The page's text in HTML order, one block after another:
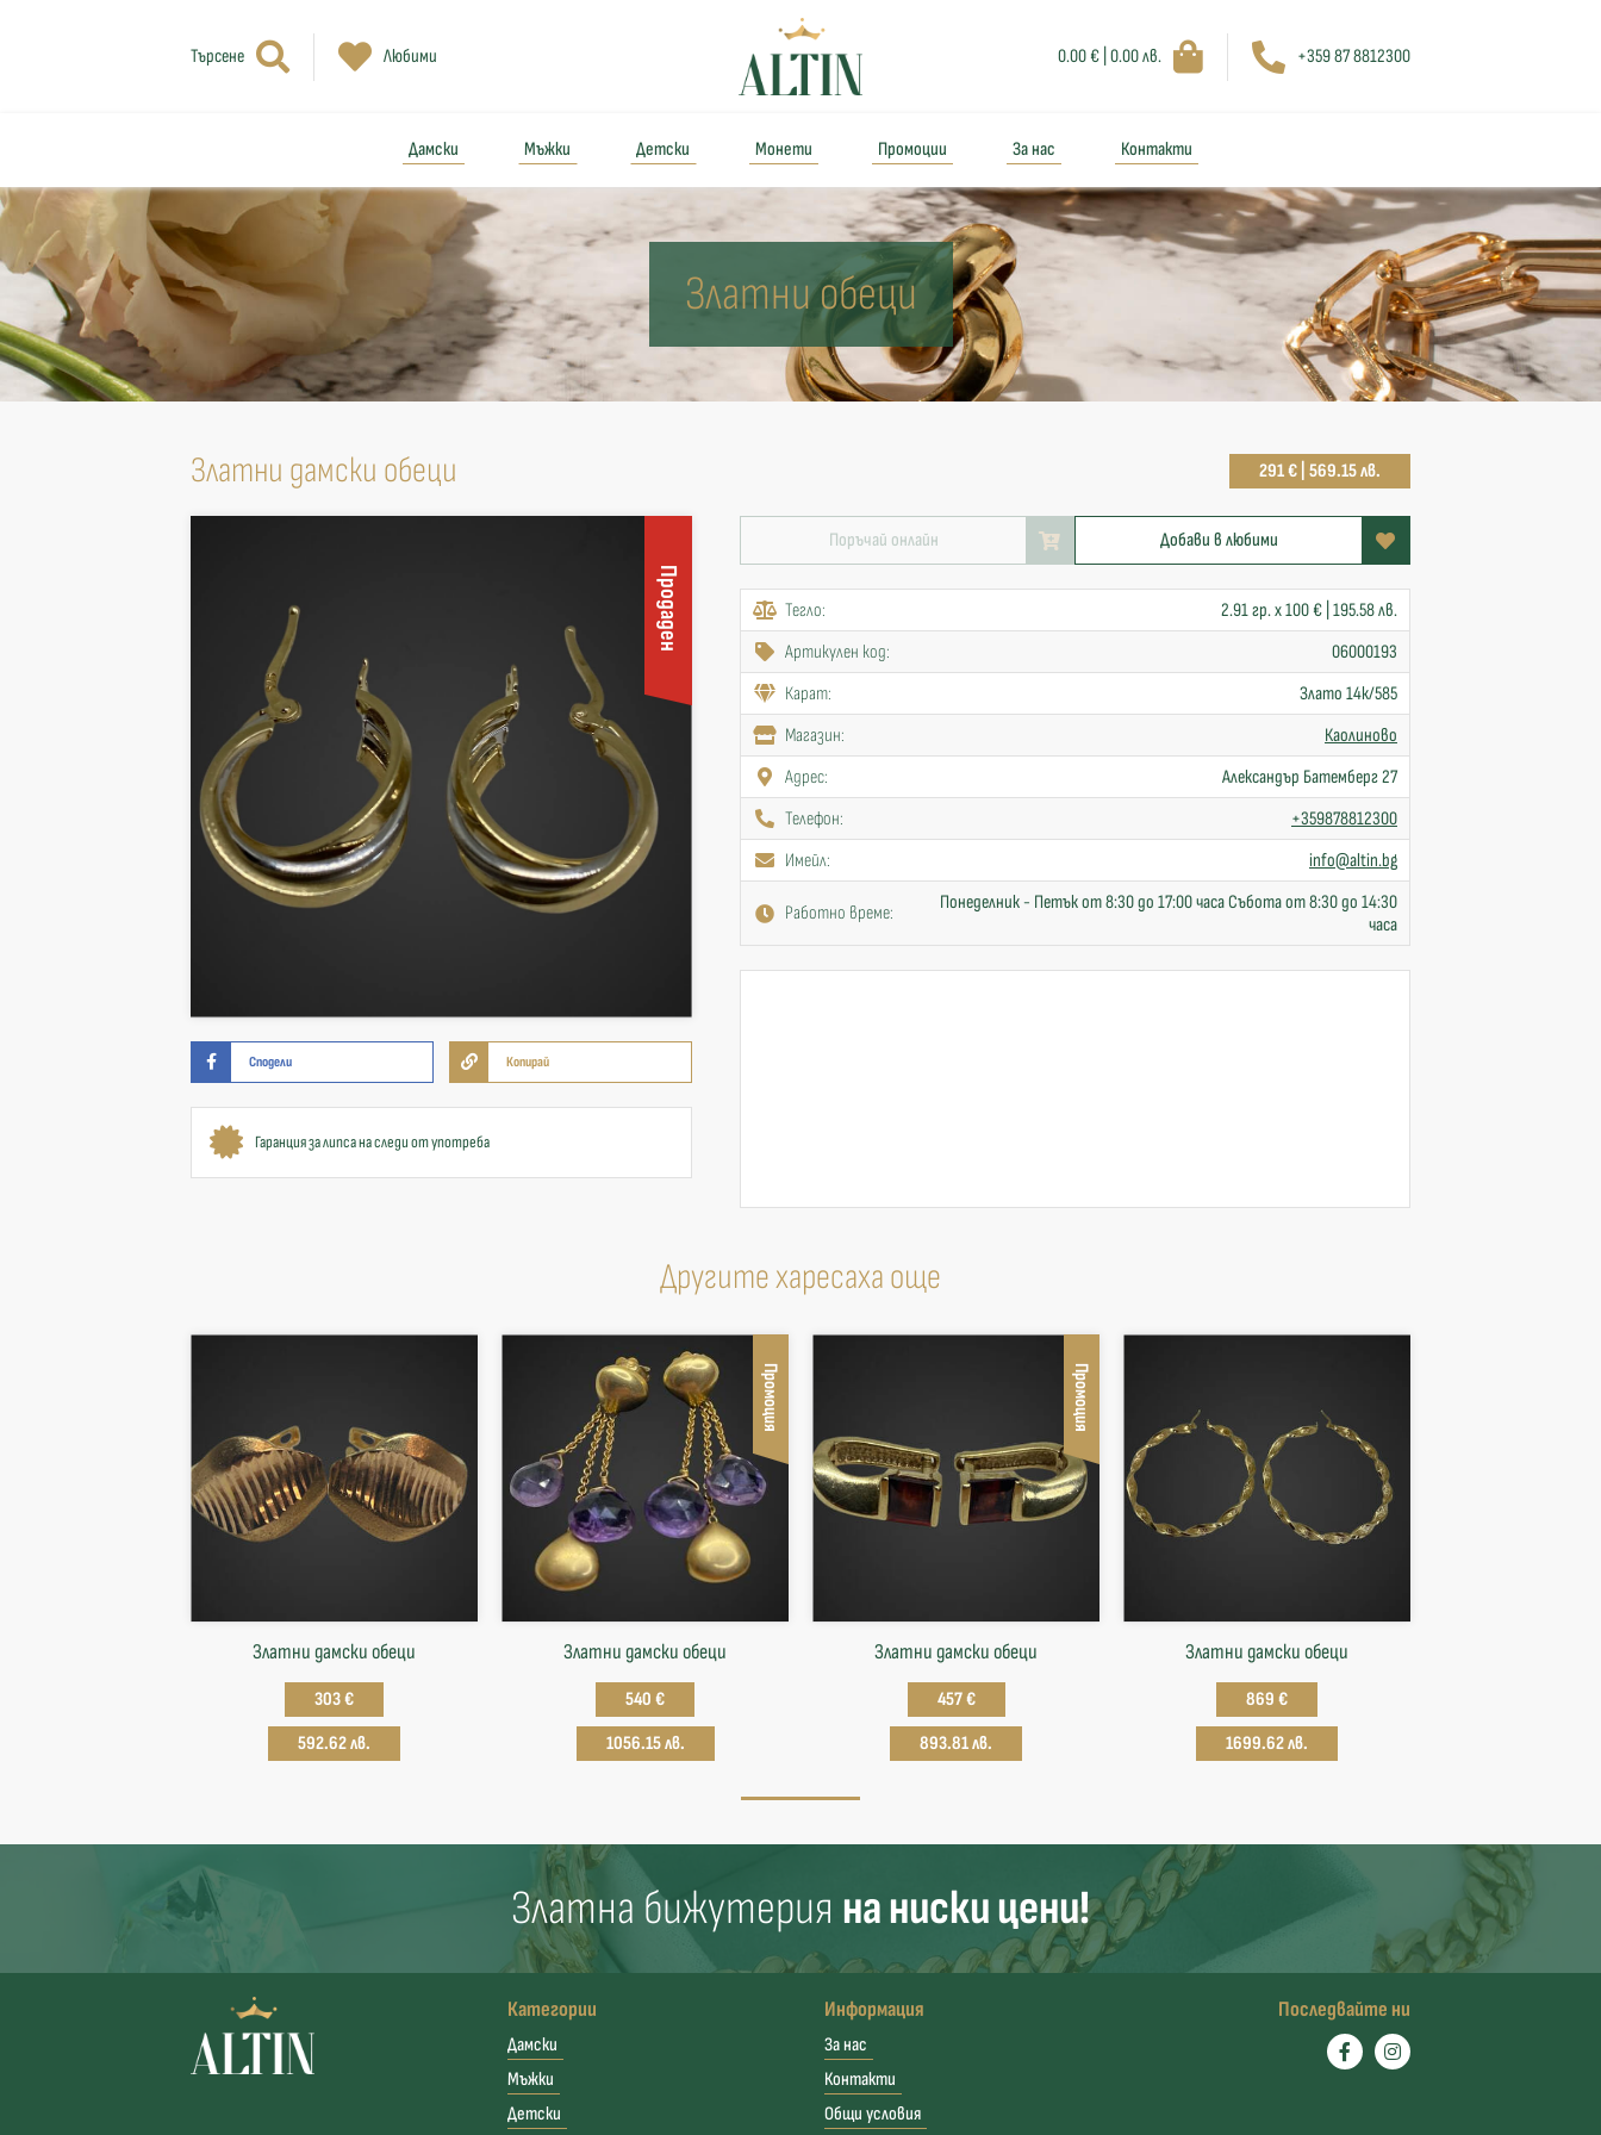
Търсене Любими 0.00 € | 0.00 лв. +359 87 8812300
Дамски Мъжки Детски Монети Промоции За нас Контакти
Златни обеци
Златни дамски обеци 291 € | 569.15 лв.
Продаден
Сподели Копирай
Гаранция за липса на следи от употреба
Поръчай онлайн Добави в любими
Тегло:
2.91 гр. x 100 € | 195.58 лв.
Артикулен код:
06000193
Карат:
Злато 14к/585
Mагазин:
Каолиново
Адрес:
Александър Батемберг 27
Телефон:
+359878812300
Имейл:
info@altin.bg
Работно време:
Понеделник - Петък от 8:30 до 17:00 часа Събота от 8:30 до 14:30
часа
Другите харесаха още
Златни дамски обеци
303 €
592.62 лв.
Промоция
Златни дамски обеци
540 €
1056.15 лв.
Промоция
Златни дамски обеци
457 €
893.81 лв.
Златни дамски обеци
869 €
1699.62 лв.
Златна бижутерия на ниски цени!
Категории
Дамски
Мъжки
Детски
Информация
За нас
Контакти
Общи условия
Последвайте ни